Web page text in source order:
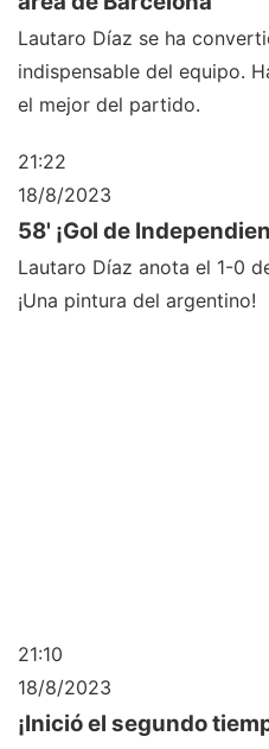
Lautaro Díaz se ha
indispensable del equipo.
el mejor del partido.
21:22
18/8/2023
58' ¡Gol de
Lautaro Díaz anota el 1-0
¡Una pintura del argentino!
21:10
18/8/2023
¡Inició el segundo